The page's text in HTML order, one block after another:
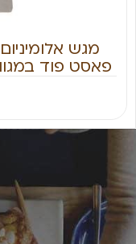
מגש
פאסט פוד במגוון